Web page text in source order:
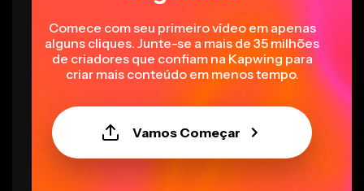
Comece com seu primeiro vídeo em apenas
alguns cliques. Junte-se a mais de 35 milhões
de criadores que confiam na Kapwing para
criar mais conteúdo em menos tempo.
Vamos Começar